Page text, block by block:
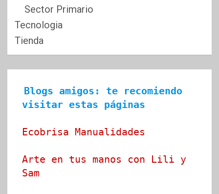
Sector Primario
Tecnologia
Tienda
Blogs amigos: te recomiendo
visitar estas páginas
Ecobrisa Manualidades
Arte en tus manos con Lili y
Sam